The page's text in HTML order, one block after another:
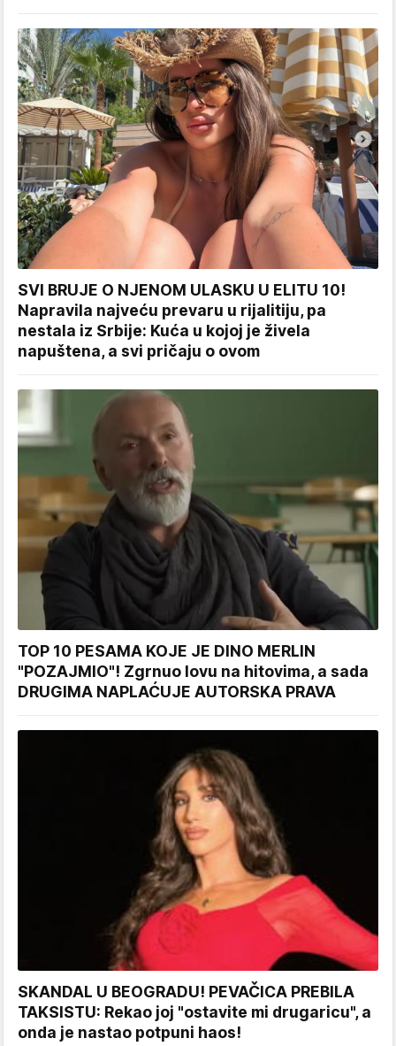
SVI BRUJE O NJENOM ULASKU U ELITU 10!
Napravila najveću prevaru u rijalitiju, pa
nestala iz Srbije: Kuća u kojoj je živela
napuštena, a svi pričaju o ovom
TOP 10 PESAMA KOJE JE DINO MERLIN
"POZAJMIO"! Zgrnuo lovu na hitovima, a sada
DRUGIMA NAPLAĆUJE AUTORSKA PRAVA
SKANDAL U BEOGRADU! PEVAČICA PREBILA
TAKSISTU: Rekao joj "ostavite mi drugaricu", a
onda je nastao potpuni haos!